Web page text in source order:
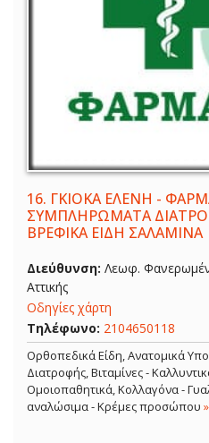
16. ΓΚΙΟΚΑ ΕΛΕΝΗ -
ΣΥΜΠΛΗΡΩΜΑΤΑ
ΒΡΕΦΙΚΑ ΕΙΔΗ ΣΑΛΑΜΙΝΑ
Διεύθυνση: Λεωφ.
Αττικής
Οδηγίες χάρτη
Τηλέφωνο: 2104650118
Ορθοπεδικά Είδη, Ανατομικά
Διατροφής, Βιταμίνες -
Ομοιοπαθητικά, Κολλαγόνα -
αναλώσιμα - Κρέμες προσώπου